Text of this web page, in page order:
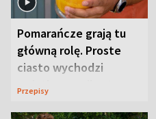
Pomarańcze grają tu
główną rolę. Proste
ciasto wychodzi
wyjątkowo wilgotne
Przepisy